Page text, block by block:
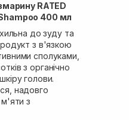
RATED
400 мл
до зуду та
з в'язкою
сполуками,
з органічно
голови.
надовго
м'яти з